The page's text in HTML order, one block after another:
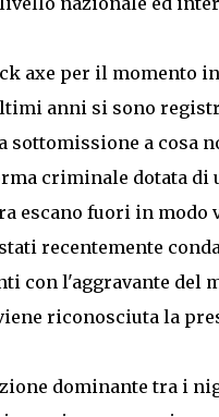
axe per il momento
anni si sono
sottomissione a cosa
criminale dotata di
escano fuori in modo
recentemente
con l'aggravante del
riconosciuta la
dominante tra i